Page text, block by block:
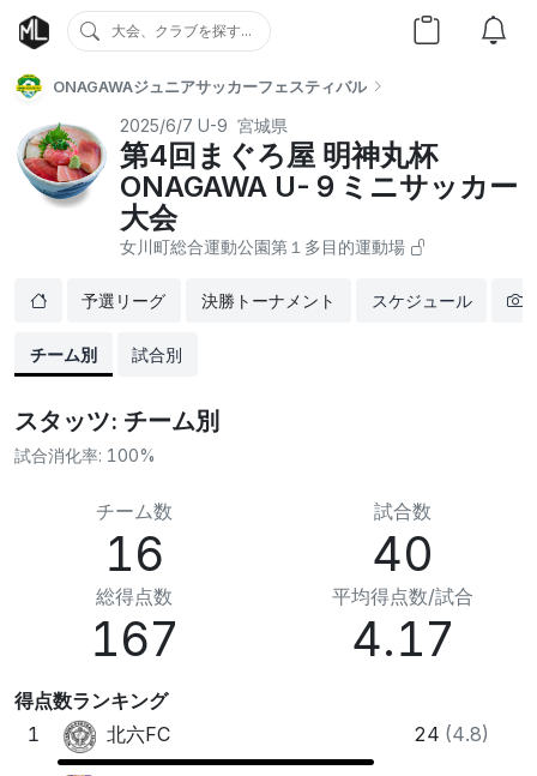
大会、クラブを探す...
ONAGAWAジュニアサッカーフェスティバル
2025/6/7 U-9 宮城県
第4回まぐろ屋 明神丸杯
ONAGAWA U-９ミニサッカー
⼤会
⼥川町総合運動公園第１多⽬的運動場
予選リーグ 決勝トーナメント スケジュール
チーム別 試合別
スタッツ: チーム別
試合消化率: 100%
チーム数
16
試合数
40
総得点数
167
平均得点数/試合
4.17
得点数ランキング
1
北六FC 24 (4.8)